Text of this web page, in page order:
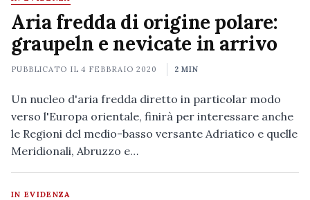
Aria fredda di origine polare:
graupeln e nevicate in arrivo
PUBBLICATO IL4 FEBBRAIO 2020 2 MIN
Un nucleo d'aria fredda diretto in particolar modo
verso l'Europa orientale, finirà per interessare anche
le Regioni del medio-basso versante Adriatico e quelle
Meridionali, Abruzzo e…
IN EVIDENZA